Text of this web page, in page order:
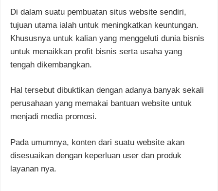
Di dalam suatu pembuatan situs website sendiri,
tujuan utama ialah untuk meningkatkan keuntungan.
Khususnya untuk kalian yang menggeluti dunia bisnis
untuk menaikkan profit bisnis serta usaha yang
tengah dikembangkan.
Hal tersebut dibuktikan dengan adanya banyak sekali
perusahaan yang memakai bantuan website untuk
menjadi media promosi.
Pada umumnya, konten dari suatu website akan
disesuaikan dengan keperluan user dan produk
layanan nya.